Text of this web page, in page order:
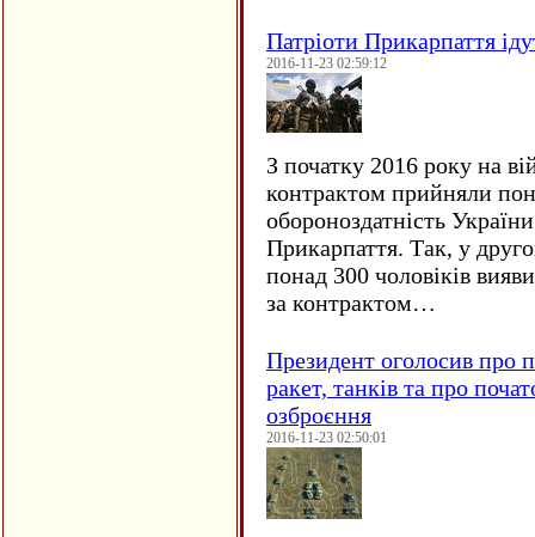
Патріоти Прикарпаття
2016-11-23 02:59:12
З початку 2016 року на
контрактом прийняли
обороноздатність
Прикарпаття. Так, у
понад 300 чоловіків
за контрактом…
Президент оголосив про
ракет, танків та про
озброєння
2016-11-23 02:50:01